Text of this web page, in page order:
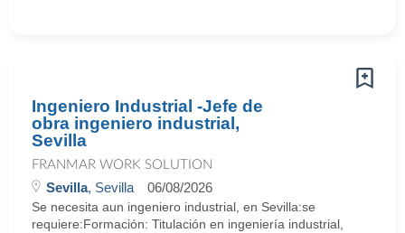
Ingeniero Industrial -Jefe de
obra ingeniero industrial,
Sevilla
FRANMAR WORK SOLUTION
Sevilla, Sevilla 06/08/2026
Se necesita aun ingeniero industrial, en Sevilla:se
requiere:Formación: Titulación en ingeniería industrial,